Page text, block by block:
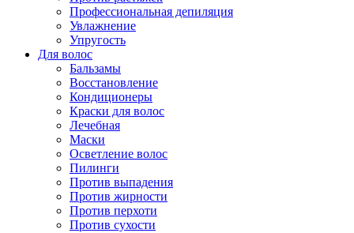
Профессиональная депиляция
Увлажнение
Упругость
Для волос
Бальзамы
Восстановление
Кондиционеры
Краски для волос
Лечебная
Маски
Осветление волос
Пилинги
Против выпадения
Против жирности
Против перхоти
Против сухости